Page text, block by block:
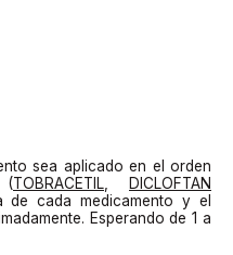
sea aplicado en el orden
(TOBRACETIL
DICLOFTAN
de cada medicamento y el
Esperando de 1 a